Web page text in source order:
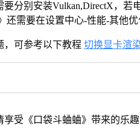
分别安装Vulkan,DirectX，若
需要在设置中心-性能-其他优
，可参考以下教程 切换显卡渲
受《口袋斗蛐蛐》带来的乐趣